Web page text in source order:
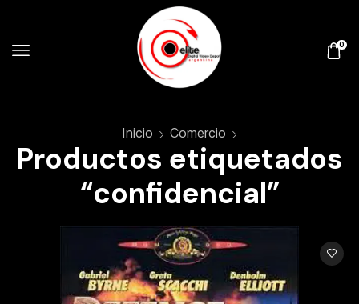
0
Inicio Comercio
Productos etiquetados
“confidencial”